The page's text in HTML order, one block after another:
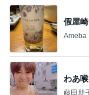
假屋
Ameba
わあ
藤田朋